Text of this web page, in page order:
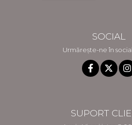
SOCIAL
Urmărește-ne în
SUPORT